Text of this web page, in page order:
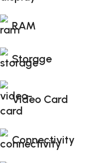
RAM
Storage
Video Card
Connectivity